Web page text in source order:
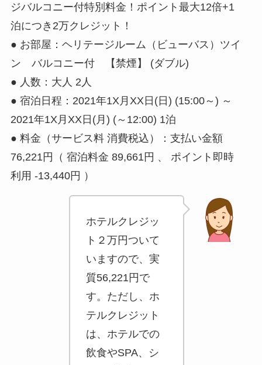
ジバルコニー付特別料金！ポイント最大12倍+1
泊につき2万クレジット！
● お部屋：ヘリテージルーム（ビューバス）ツイ
ン バルコニー付 【禁煙】 (ダブル)
● 人数：大人 2人
● 宿泊日程：2021年1X月XX日(日) (15:00～) ～
2021年1X月XX日(月) (～12:00) 1泊
● 料金（サービス料 消費税込）：支払い金額
76,221円（ 宿泊料金 89,661円 、 ポイント即時
利用 -13,440円 ）
ホテルクレジッ
ト２万円ついて
いますので、実
質56,221円で
す。ただし、ホ
テルクレジット
は、ホテルでの
飲食やSPA、シ